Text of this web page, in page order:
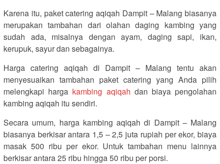
Karena itu, paket catering aqiqah Dampit – Malang biasanya
merupakan tambahan dari olahan daging kambing yang
sudah ada, misalnya dengan ayam, daging sapi, ikan,
kerupuk, sayur dan sebagainya.
Harga catering aqiqah di Dampit – Malang tentu akan
menyesuaikan tambahan paket catering yang Anda pilih
melengkapi harga kambing aqiqah dan biaya pengolahan
kambing aqiqah itu sendiri.
Secara umum, harga kambing aqiqah di Dampit – Malang
biasanya berkisar antara 1,5 – 2,5 juta rupiah per ekor, biaya
masak 500 ribu per ekor. Untuk tambahan menu lainnya
berkisar antara 25 ribu hingga 50 ribu per porsi.